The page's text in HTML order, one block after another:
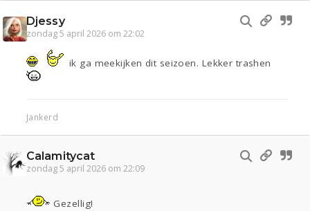
Djessy
zondag 5 april 2026 om 22:02
ik ga meekijken dit seizoen. Lekker trashen
Jankerd
Calamitycat
zondag 5 april 2026 om 22:09
Gezellig!